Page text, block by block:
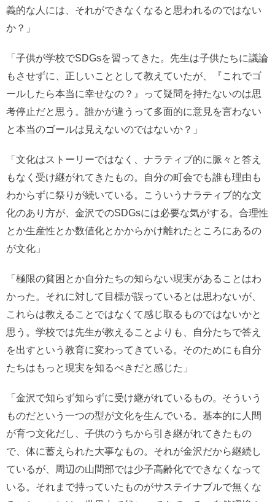
義的な人には、それができなくなると思われるのではない
か？」
「子供が学校でSDGsを習ってきた。先生は子供たちに議論
もさせずに、正しいこととして教えていたが、『これでゴ
ールしたら本当に幸せなの？』って疑問を持たないのは思
考停止だと思う。誰かが違うって多面的に意見を言わない
と本当のゴールは見えないのではないか？」
「文化はストーリーではなく、ナラティブ的に脈々と答え
もなく受け継がれてきたもの。自分の町会でも誰も理由も
わからずに祭りが続いている。こういうナラティブ的な文
化のあり方が、金沢でのSDGsには必要な気がする。合理性
とか生産性とか数値化とかからかけ離れたところにあるの
が文化」
「極限の貧困とか自分たちの知らない現実があることはわ
かった。それに対して目標が誤っているとは思わないが、
これらは教えることではなくて感じ取るものではないかと
思う。学校では先生が教えることよりも、自分たちで答え
を出すという教育に変わってきている。そのためにも自分
たちはもっと現実を知るべきだと感じた」
「金沢で知らず知らずに受け継がれているもの。そういう
ものだという一つの型が文化を生んでいる。基本的に人間
が育つ文化だし、子供のうちから引き継がれてきたもの
で、体に蓄えられた大事なもの。それが金沢だから継続し
ているが、周辺の山間部では少子高齢化でできなくなって
いる。それまで持っていたものがサステイナブルで無くな